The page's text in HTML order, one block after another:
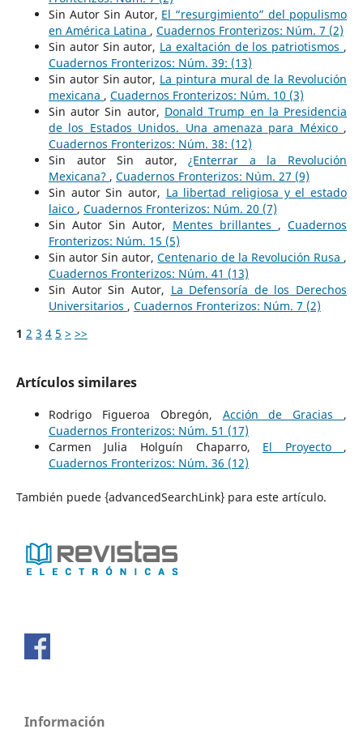
Sin Autor Sin Autor, El “resurgimiento” del populismo
en América Latina , Cuadernos Fronterizos: Núm. 7 (2)
Sin autor Sin autor, La exaltación de los patriotismos ,
Cuadernos Fronterizos: Núm. 39: (13)
Sin autor Sin autor, La pintura mural de la Revolución
mexicana , Cuadernos Fronterizos: Núm. 10 (3)
Sin autor Sin autor, Donald Trump en la Presidencia
de los Estados Unidos. Una amenaza para México ,
Cuadernos Fronterizos: Núm. 38: (12)
Sin autor Sin autor,¿Enterrar a la Revolución
Mexicana? , Cuadernos Fronterizos: Núm. 27 (9)
Sin autor Sin autor, La libertad religiosa y el estado
laico , Cuadernos Fronterizos: Núm. 20 (7)
Sin Autor Sin Autor, Mentes brillantes ,Cuadernos
Fronterizos: Núm. 15 (5)
Sin autor Sin autor,Centenario de la Revolución Rusa ,
Cuadernos Fronterizos: Núm. 41 (13)
Sin Autor Sin Autor, La Defensoría de los Derechos
Universitarios , Cuadernos Fronterizos: Núm. 7 (2)
1 2 3 4 5 > >>
Artículos similares
Rodrigo Figueroa Obregón, Acción de Gracias ,
Cuadernos Fronterizos: Núm. 51 (17)
Carmen Julia Holguín Chaparro, El Proyecto ,
Cuadernos Fronterizos: Núm. 36 (12)
También puede {advancedSearchLink} para este artículo.
Información